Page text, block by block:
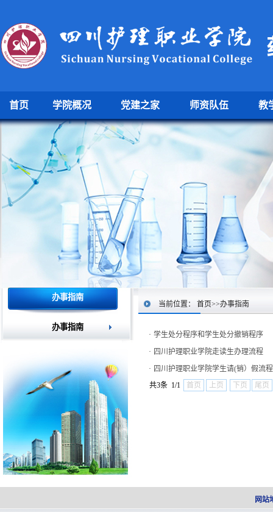
首页 学院概况 党建之家 师资队伍 教
办事指南
办事指南
当前位置： 首页>>办事指南
· 学生处分程序和学生处分撤销程序
· 四川护理职业学院走读生办理流程
· 四川护理职业学院学生请(销）假流程
共3条 1/1
首页 上页 下页 尾页
网站